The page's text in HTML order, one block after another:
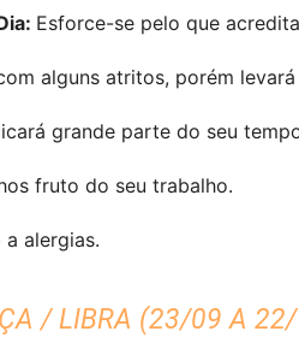
Esforce-se pelo que
alguns atritos, porém
grande parte do seu
fruto do seu trabalho.
a alergias.
/ LIBRA (23/09 A